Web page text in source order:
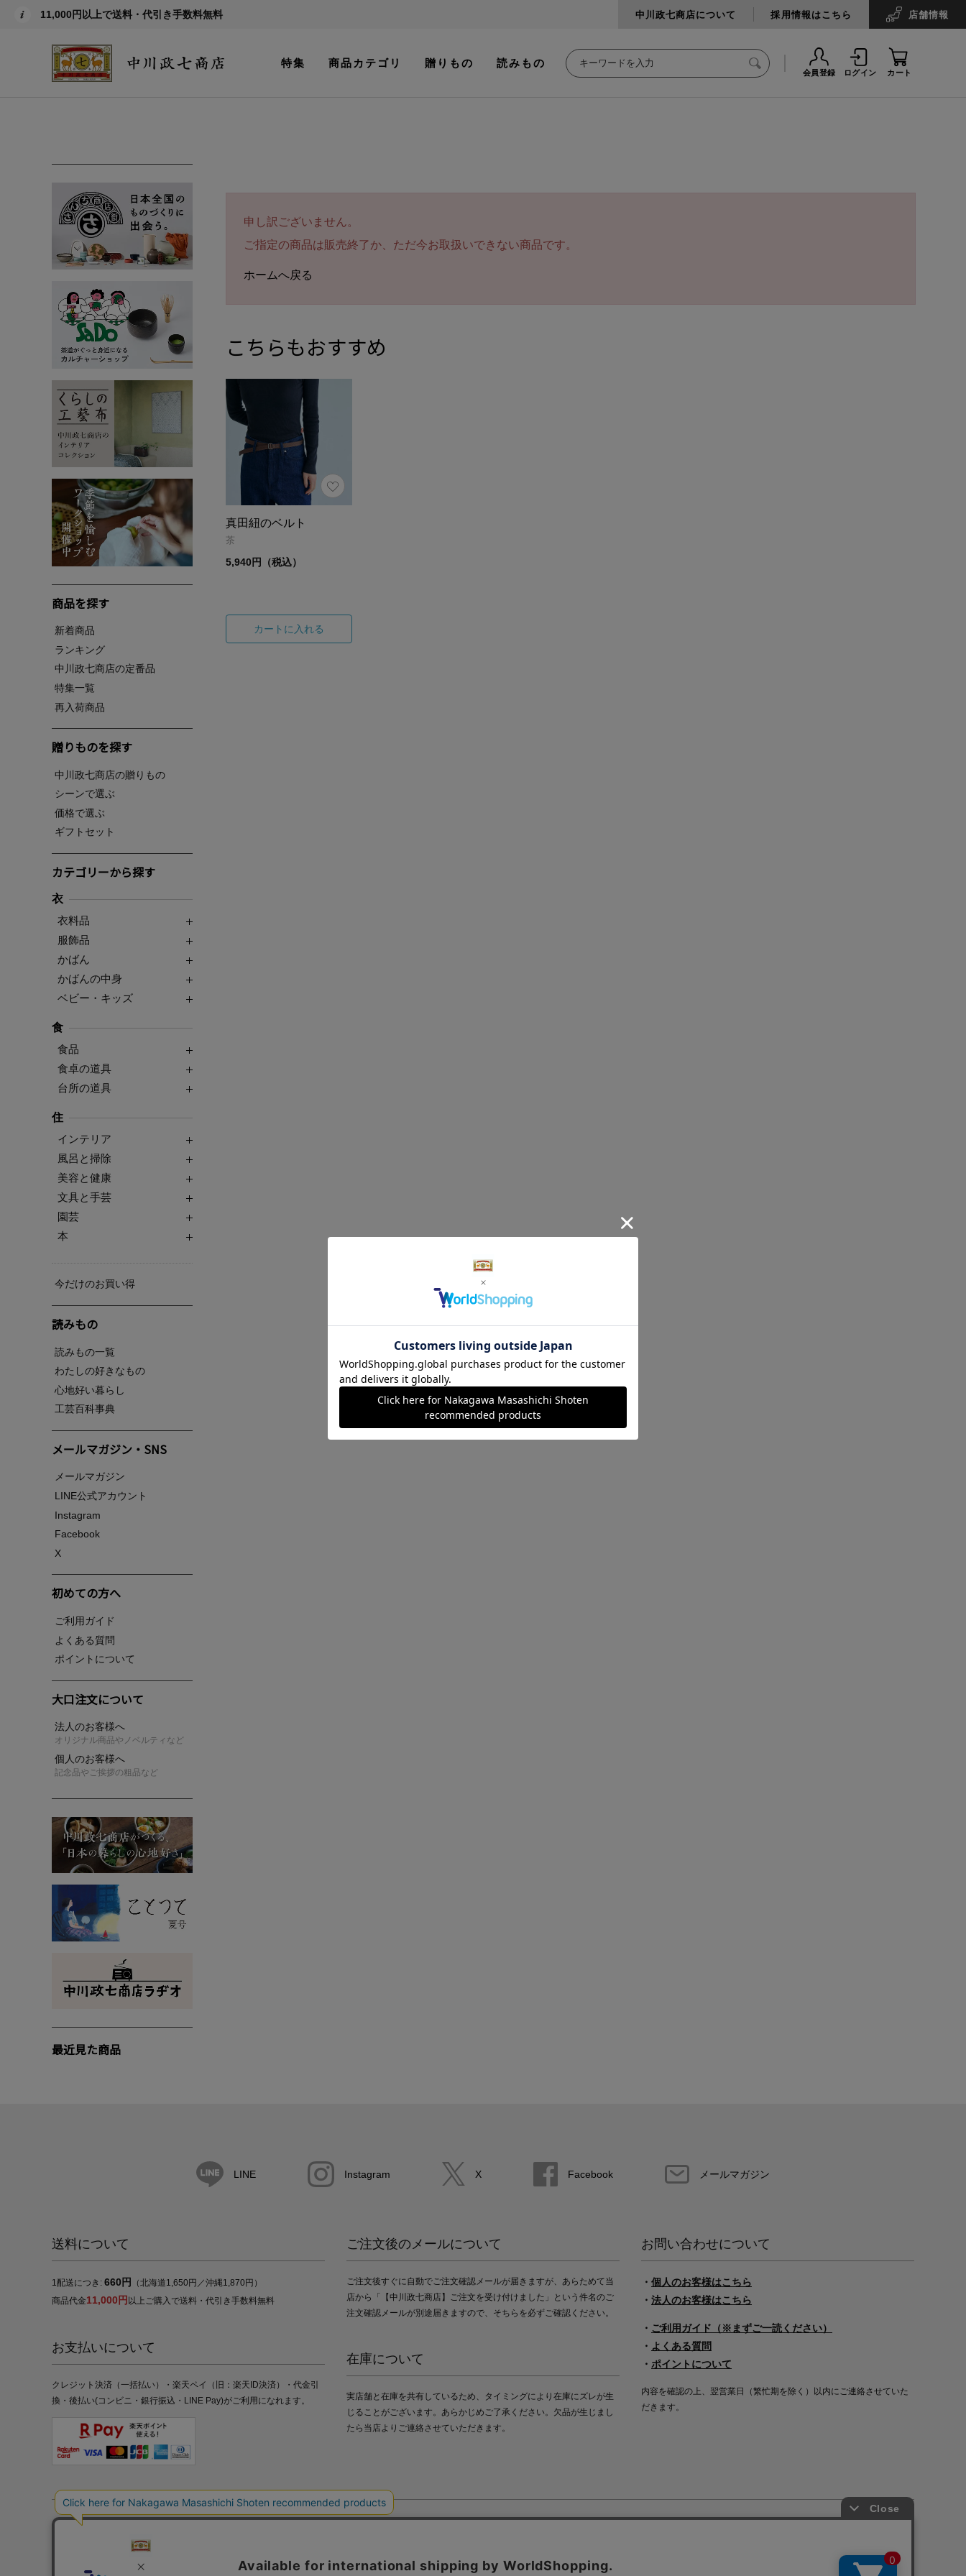
11,000円以上で送料・代引き手数料無料 中川政七商店について 採用情報はこちら 店舗情報
特集 商品カテゴリ 贈りもの 読みもの
会員登録 ログイン カート
商品を探す
新着商品
ランキング
中川政七商店の定番品
特集一覧
再入荷商品
贈りものを探す
中川政七商店の贈りもの
シーンで選ぶ
価格で選ぶ
ギフトセット
カテゴリーから探す
衣
衣料品
服飾品
かばん
かばんの中身
ベビー・キッズ
食
食品
食卓の道具
台所の道具
住
インテリア
風呂と掃除
美容と健康
文具と手芸
園芸
本
今だけのお買い得
読みもの
読みもの一覧
わたしの好きなもの
心地好い暮らし
工芸百科事典
メールマガジン・SNS
メールマガジン
LINE公式アカウント
Instagram
Facebook
X
初めての方へ
ご利用ガイド
よくある質問
ポイントについて
大口注文について
法人のお客様へ
オリジナル商品やノベルティなど
個人のお客様へ
記念品やご挨拶の粗品など
最近見た商品
申し訳ございません。
ご指定の商品は販売終了か、ただ今お取扱いできない商品です。
ホームへ戻る
こちらもおすすめ
真田紐のベルト
茶
5,940円（税込）
カートに入れる
LINE Instagram X Facebook メールマガジン
送料について
1配送につき: 660円
（北海道1,650円／沖縄1,870円）
商品代金11,000円 以上ご購入で送料・代引き手数料無料
お支払いについて
クレジット決済（一括払い）・楽天ペイ（旧：楽天ID決済）・代金引
換・後払い(コンビニ・銀行振込・LINE Pay)がご利用になれます。
ご注文後のメールについて
ご注文後すぐに自動でご注文確認メールが届きますが、あらためて当
店から「【中川政七商店】ご注文を受け付けました」という件名のご
注文確認メールが別途届きますので、そちらを必ずご確認ください。
在庫について
実店舗と在庫を共有しているため、タイミングにより在庫にズレが生
じることがございます。あらかじめご了承ください。欠品が生じまし
たら当店よりご連絡させていただきます。
お問い合わせについて
・ 個人のお客様はこちら
・ 法人のお客様はこちら
・ ご利用ガイド（※まずご一読ください）
・ よくある質問
・ ポイントについて
内容を確認の上、翌営業日（繁忙期を除く）以内にご連絡させていた
だきます。
プライバシーポリシー